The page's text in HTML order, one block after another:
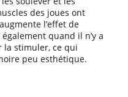
des joues ont
l’effet de
quand il n’y a
la stimuler, ce qui
peu esthétique.